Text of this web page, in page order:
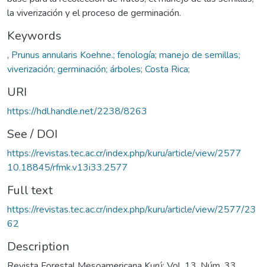
la viverización y el proceso de germinación.
Keywords
, Prunus annularis Koehne.; fenología; manejo de semillas;
viverización; germinación; árboles; Costa Rica;
URI
https://hdl.handle.net/2238/8263
See / DOI
https://revistas.tec.ac.cr/index.php/kuru/article/view/2577
10.18845/rfmk.v13i33.2577
Full text
https://revistas.tec.ac.cr/index.php/kuru/article/view/2577/23
62
Description